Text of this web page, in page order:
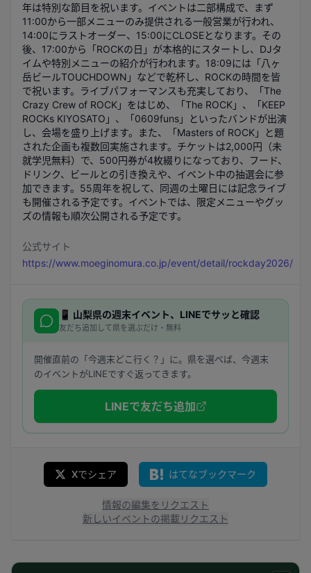
年は特別な節目を祝います。イベントは二部構成で、まず
11:00から一部メニューのみ提供される一般営業が行われ、
14:00にラストオーダー、15:00にCLOSEとなります。その
後、17:00から「ROCKの日」が本格的にスタートし、DJタ
イムや特別メニューの紹介が行われます。18:09には「八ヶ
岳ビールTOUCHDOWN」などで乾杯し、ROCKの時間を皆
で祝います。ライブパフォーマンスも充実しており、「The
Crazy Crew of ROCK」をはじめ、「The ROCK」、「KEEP
ROCKs KIYOSATO」、「0609funs」といったバンドが出演
し、会場を盛り上げます。また、「Masters of ROCK」と題
された企画も複数回実施されます。チケットは2,000円（未
就学児無料）で、500円券が4枚綴りになっており、フード、
ドリンク、ビールとの引き換えや、イベント中の抽選会に参
加できます。55周年を祝して、同週の土曜日には記念ライブ
も開催される予定です。イベントでは、限定メニューやグッ
ズの情報も順次公開される予定です。
公式サイト
https://www.moeginomura.co.jp/event/detail/rockday2026/
📱 山梨県の週末イベント、LINEでサッと確認
友だち追加して県を選ぶだけ・無料
開催直前の「今週末どこ行く？」に。県を選べば、今週末
のイベントがLINEですぐ返ってきます。
LINEで友だち追加
Xでシェア はてなブックマーク
情報の編集をリクエスト
新しいイベントの掲載リクエスト